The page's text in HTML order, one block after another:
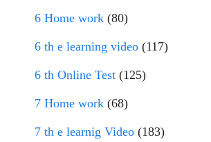
6 Home work (80)
6 th e learning video (117)
6 th Online Test (125)
7 Home work (68)
7 th e learnig Video (183)